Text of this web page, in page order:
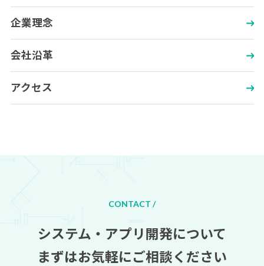
企業理念
会社沿革
アクセス
CONTACT /
システム・アプリ開発について
まずはお気軽にご相談ください